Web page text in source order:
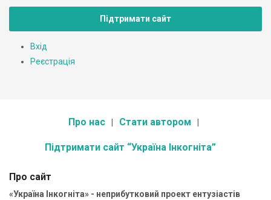
Підтримати сайт
Вхід
Реєстрація
Про нас Стати автором
Підтримати сайт “Україна Інкогніта”
Про сайт
«Україна Інкогніта» - неприбутковий проект ентузіастів